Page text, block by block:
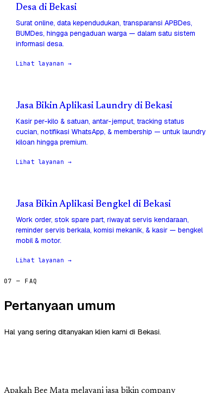
Desa di Bekasi
Surat online, data kependudukan, transparansi APBDes,
BUMDes, hingga pengaduan warga — dalam satu sistem
informasi desa.
Lihat layanan →
Jasa Bikin Aplikasi Laundry di Bekasi
Kasir per-kilo & satuan, antar-jemput, tracking status
cucian, notifikasi WhatsApp, & membership — untuk laundry
kiloan hingga premium.
Lihat layanan →
Jasa Bikin Aplikasi Bengkel di Bekasi
Work order, stok spare part, riwayat servis kendaraan,
reminder servis berkala, komisi mekanik, & kasir — bengkel
mobil & motor.
Lihat layanan →
07 — FAQ
Pertanyaan umum
Hal yang sering ditanyakan klien kami di Bekasi.